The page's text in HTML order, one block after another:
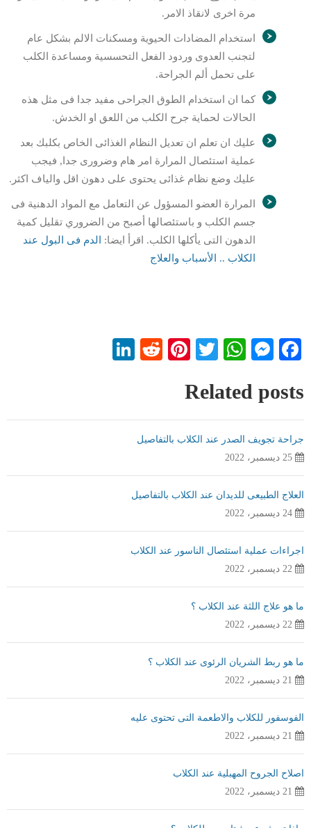
مرة اخرى لانقاذ الامر.
استخدام المضادات الحيوية ومسكنات الالم بشكل عام
لتجنب العدوى وردود الفعل التحسسية ومساعدة الكلب
على تحمل ألم الجراحة.
كما ان استخدام الطوق الجراحى مفيد جدا فى مثل هذه
الحالات لحماية جرح الكلب من اللعق او الخدش.
عليك ان تعلم ان تعديل النظام الغذائى الخاص بكلبك بعد
عملية استئصال المرارة امر هام وضرورى جدا, فيجب
عليك وضع نظام غذائى يحتوى على دهون اقل والياف اكثر.
المرارة العضو المسؤول عن التعامل مع المواد الدهنية فى
جسم الكلب و باستئصالها أصبح من الضروري تقليل كمية
الدهون التى يأكلها الكلب. اقرأ ايضا:
الدم فى البول عند
الكلاب .. الأسباب والعلاج
Facebook
Messenger
WhatsApp
Twitter
Pinterest
Reddit
Related posts
جراحة تجويف الصدر عند الكلاب بالتفاصيل
25 ديسمبر، 2022
العلاج الطبيعى للديدان عند الكلاب بالتفاصيل
24 ديسمبر، 2022
اجراءات عملية استئصال الناسور عند الكلاب
22 ديسمبر، 2022
ما هو علاج اللثة عند الكلاب ؟
22 ديسمبر، 2022
ما هو ربط الشريان الرئوى عند الكلاب ؟
21 ديسمبر، 2022
الفوسفور للكلاب والاطعمة التى تحتوى عليه
21 ديسمبر، 2022
اصلاح الجروح المهبلية عند الكلاب
21 ديسمبر، 2022